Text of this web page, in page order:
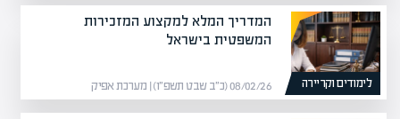
לימודים וקריירה
המדריך המלא למקצוע המזכירות
המשפטית בישראל
08/02/26 (כ״ב שבט תשפ״ו) | מערכת אפיק